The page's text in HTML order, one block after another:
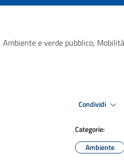
e verde pubblico,
Condividi
Categorie:
Ambiente